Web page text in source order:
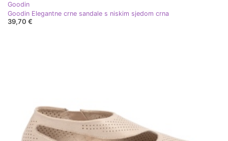
Goodin
Goodin Elegantne crne sandale s niskim sjedom crna
39,70 €